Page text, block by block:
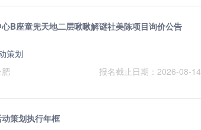
B座童兜天地二层啾啾解谜社美陈项目询价公告
策划
报名截止日期：2026-08-14
策划执行年框